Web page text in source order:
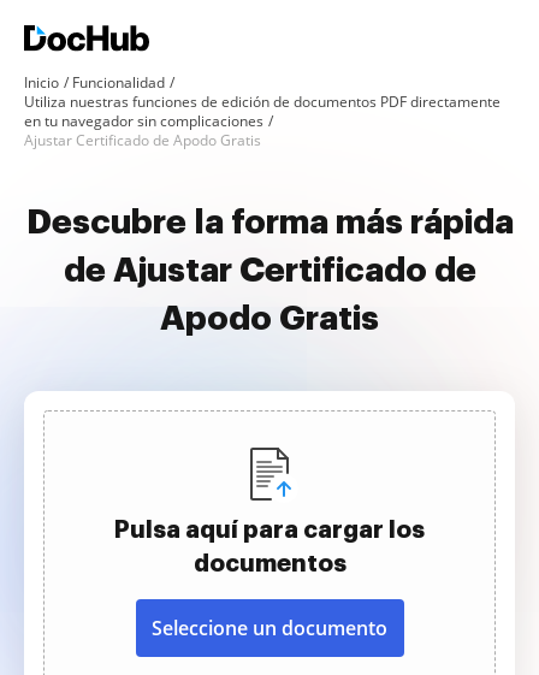
Inicio
Funcionalidad
Utiliza nuestras funciones de edición de documentos PDF directamente
en tu navegador sin complicaciones
Ajustar Certificado de Apodo Gratis
Descubre la forma más rápida
de Ajustar Certificado de
Apodo Gratis
Pulsa aquí para cargar los
documentos
Seleccione un documento